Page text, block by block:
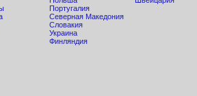
Португалия
Северная Македония
Словакия
Украина
Финляндия